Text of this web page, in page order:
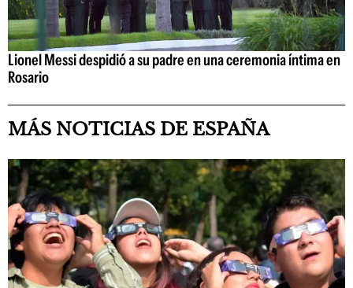
Lionel Messi despidió a su padre en una ceremonia íntima en
Rosario
MÁS NOTICIAS DE ESPAÑA